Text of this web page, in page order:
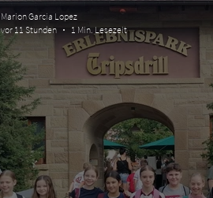
Marion Garcia Lopez
vor 11 Stunden
1 Min. Lesezeit